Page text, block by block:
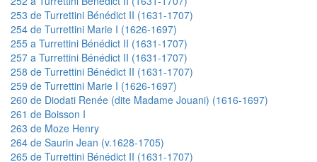
253 de Turrettini Bénédict II (1631-1707)
254 de Turrettini Marie I (1626-1697)
255 a Turrettini Bénédict II (1631-1707)
257 a Turrettini Bénédict II (1631-1707)
258 de Turrettini Bénédict II (1631-1707)
259 de Turrettini Marie I (1626-1697)
260 de Diodati Renée (dite Madame Jouani) (1616-1697)
261 de Boisson I
263 de Moze Henry
264 de Saurin Jean (v.1628-1705)
265 de Turrettini Bénédict II (1631-1707)